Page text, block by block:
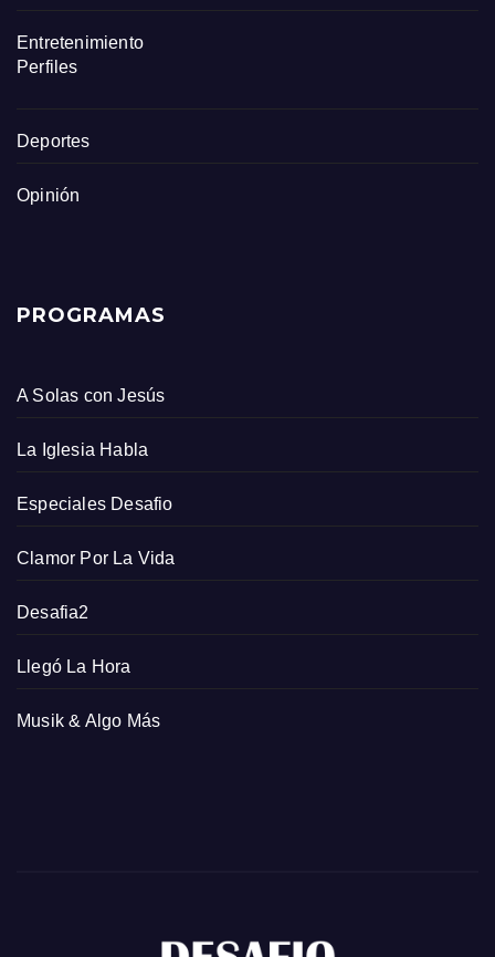
Entretenimiento
Perfiles
Deportes
Opinión
PROGRAMAS
A Solas con Jesús
La Iglesia Habla
Especiales Desafio
Clamor Por La Vida
Desafia2
Llegó La Hora
Musik & Algo Más